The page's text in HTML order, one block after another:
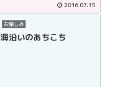
2016.07.15
お楽しみ
海沿いのあちこち